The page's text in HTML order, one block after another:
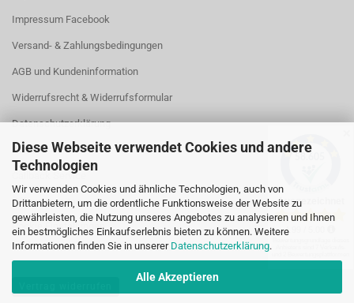
Diese Webseite verwendet Cookies und andere
Technologien
Wir verwenden Cookies und ähnliche Technologien, auch von
Drittanbietern, um die ordentliche Funktionsweise der Website zu
gewährleisten, die Nutzung unseres Angebotes zu analysieren und Ihnen
ein bestmögliches Einkaufserlebnis bieten zu können. Weitere
Informationen finden Sie in unserer Datenschutzerklärung.
Alle Akzeptieren
Impressum Facebook
Versand- & Zahlungsbedingungen
AGB und Kundeninformation
Widerrufsrecht & Widerrufsformular
Datenschutzerklärung
Kontakt
Callback Service
Öffnungszeiten
Cookie Einstellungen